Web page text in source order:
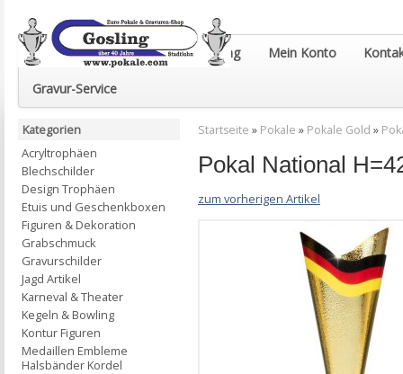
Euro-Pokale & Gravur-Shop Gosling Mein Konto
Gravur-Service
Startseite » Pokale » Pokale Gold »
Pokal National
zum vorherigen Artikel
Kategorien
Acryltrophäen
Blechschilder
Design Trophäen
Etuis und Geschenkboxen
Figuren & Dekoration
Grabschmuck
Gravurschilder
Jagd Artikel
Karneval & Theater
Kegeln & Bowling
Kontur Figuren
Medaillen Embleme
Halsbänder Kordel